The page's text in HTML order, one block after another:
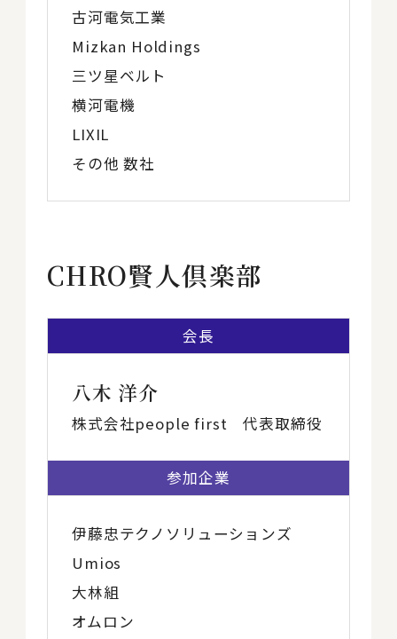
古河電気工業
Mizkan Holdings
三ツ星ベルト
横河電機
LIXIL
その他 数社
CHRO賢人倶楽部
会長
八木 洋介
株式会社people first 代表取締役
参加企業
伊藤忠テクノソリューションズ
Umios
大林組
オムロン